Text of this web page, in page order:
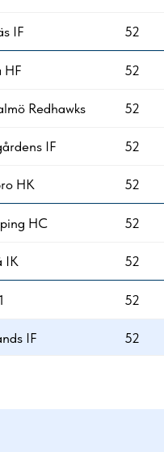
IF 52
HF 52
Redhawks 52
IF 52
HK 52
HC 52
IK 52
52
IF 52